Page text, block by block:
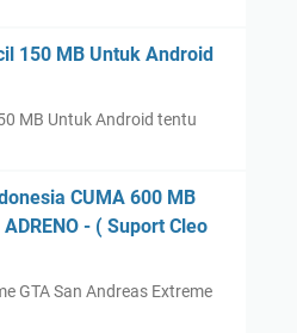
150 MB Untuk Android
MB Untuk Android tentu
CUMA 600 MB
- ( Suport Cleo
GTA San Andreas Extreme